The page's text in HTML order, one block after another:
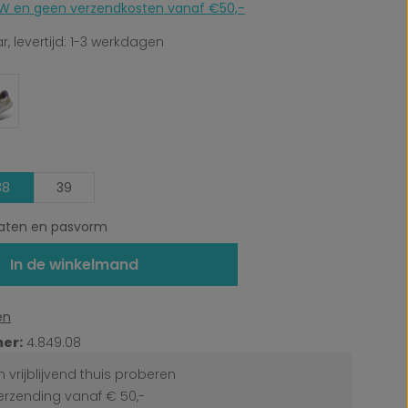
en geen verzendkosten vanaf €50,-
levertijd: 1-3 werkdagen
39
en pasvorm
In de winkelmand
4.849.08
vrijblijvend thuis proberen
vanaf € 50,-